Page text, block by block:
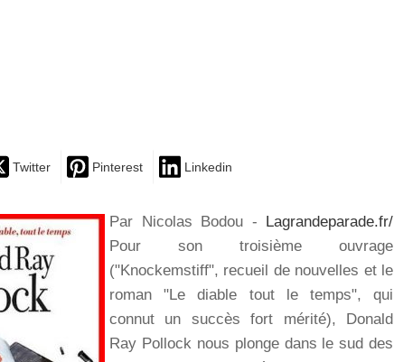
Twitter Pinterest Linkedin
Par Nicolas Bodou - Lagrandeparade.fr/
Pour son troisième ouvrage
("Knockemstiff", recueil de nouvelles et le
roman "Le diable tout le temps", qui
connut un succès fort mérité), Donald
Ray Pollock nous plonge dans le sud des